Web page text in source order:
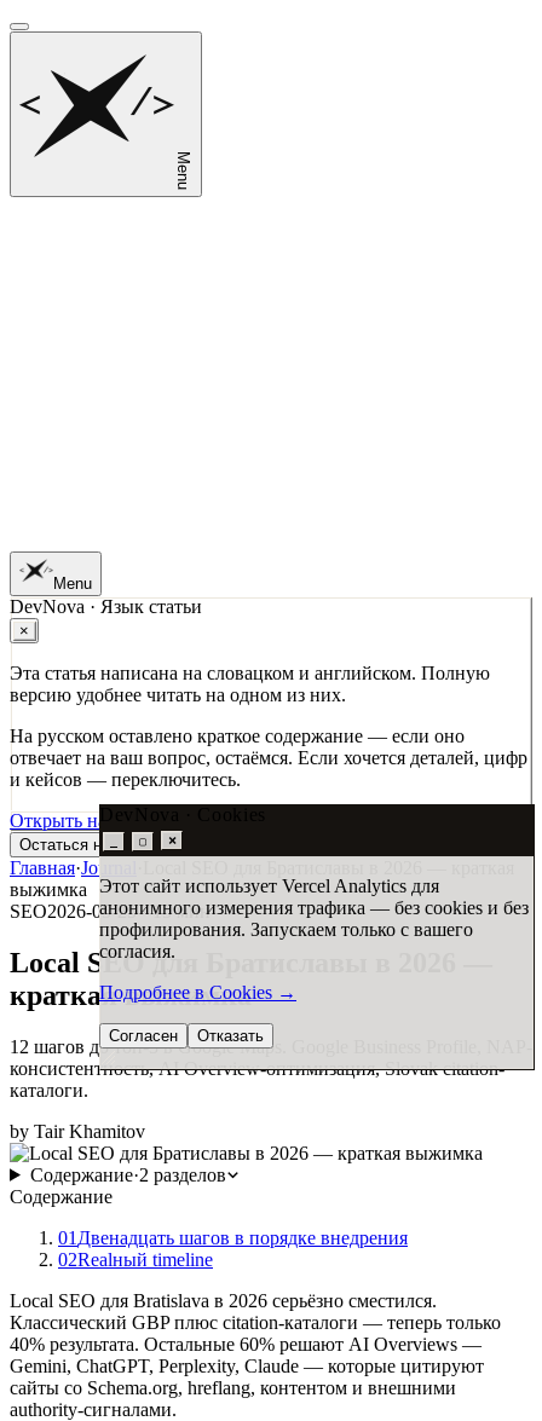
Menu
01Главная
04Журнал
05Студия
06Контакт
Menu
DevNova · Язык статьи
×
Эта статья написана на словацком и английском. Полную
версию удобнее читать на одном из них.
На русском оставлено краткое содержание — если оно
отвечает на ваш вопрос, остаёмся. Если хочется деталей, цифр
и кейсов — переключитесь.
Открыть на SK →
Остаться на RU выжимке →
Главная·Journal
выжимка
SEO2026-05-25·15 мин
Local SEO для Братиславы в 2026 —
краткая выжимка
12 шагов до топ-3 в Google Maps. Google Business Profile, NAP-
консистентность, AI Overview-оптимизация, Slovak citation-
каталоги.
by Tair Khamitov
Содержание·2 разделов
Содержание
01 Двенадцать шагов в порядке внедрения
02Realный timeline
Local SEO для Bratislava в 2026 серьёзно сместился.
Классический GBP плюс citation-каталоги — теперь только
40% результата. Остальные 60% решают AI Overviews —
Gemini, ChatGPT, Perplexity, Claude — которые цитируют
сайты со Schema.org, hreflang, контентом и внешними
authority-сигналами.
▢ ×
Этот сайт использует Vercel Analytics для
анонимного измерения трафика — без cookies и без
профилирования. Запускаем только с вашего
согласия.
Подробнее в Cookies →
Согласен Отказать